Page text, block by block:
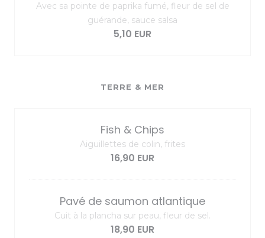
Avec sa pointe de paprika fumé, fleur de sel de
guérande, sauce salsa
5,10 EUR
TERRE & MER
Fish & Chips
Aiguillettes de colin, frites
16,90 EUR
Pavé de saumon atlantique
Cuit à la plancha sur peau, fleur de sel.
18,90 EUR